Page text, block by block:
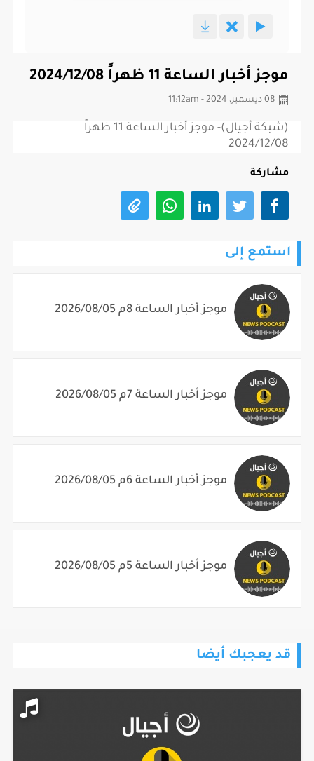
موجز أخبار الساعة 11 ظهراً 2024/12/08
08 ديسمبر، 2024 - 11:12am
(شبكة أجيال)- موجز أخبار الساعة 11 ظهراً
2024/12/08
مشاركة
استمع إلى
موجز أخبار الساعة 8م 2026/08/05
موجز أخبار الساعة 7م 2026/08/05
موجز أخبار الساعة 6م 2026/08/05
موجز أخبار الساعة 5م 2026/08/05
قد يعجبك أيضا